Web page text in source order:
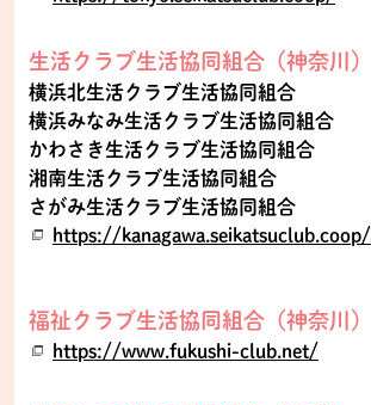
生活クラブ生活協同組合（神奈川）
横浜北生活クラブ生活協同組合
横浜みなみ生活クラブ生活協同組合
かわさき生活クラブ生活協同組合
湘南生活クラブ生活協同組合
さがみ生活クラブ生活協同組合
https://kanagawa.seikatsuclub.coop/
福祉クラブ生活協同組合（神奈川）
https://www.fukushi-club.net/